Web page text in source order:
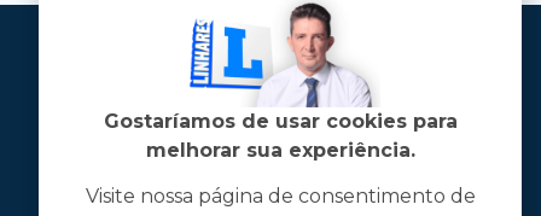
Gostaríamos de usar cookies para
melhorar sua experiência.
Visite nossa página de consentimento de